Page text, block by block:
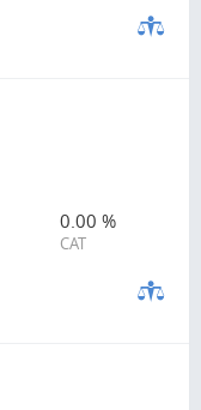
0.00 %
CAT